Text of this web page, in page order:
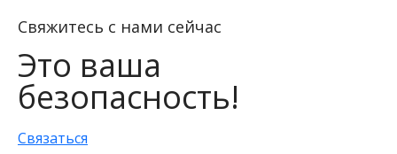
Свяжитесь с нами сейчас
Это ваша
безопасность!
Связаться